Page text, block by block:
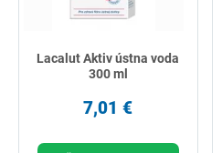
Lacalut Aktiv ústna voda
300 ml
7,01 €